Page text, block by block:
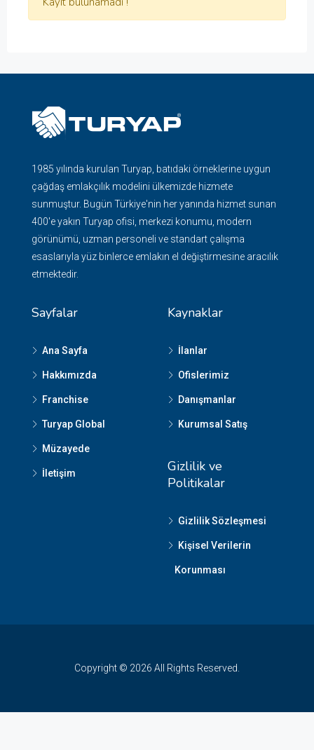
1985 yılında kurulan Turyap, batıdaki örneklerine uygun
çağdaş emlakçılık modelini ülkemizde hizmete
sunmuştur. Bugün Türkiye'nin her yanında hizmet sunan
400'e yakın Turyap ofisi, merkezi konumu, modern
görünümü, uzman personeli ve standart çalışma
esaslarıyla yüz binlerce emlakın el değiştirmesine aracılık
etmektedir.
Sayfalar
Ana Sayfa
Hakkımızda
Franchise
Turyap Global
Müzayede
İletişim
Kaynaklar
İlanlar
Ofislerimiz
Danışmanlar
Kurumsal Satış
Gizlilik ve
Politikalar
Gizlilik Sözleşmesi
Kişisel Verilerin
Korunması
Copyright © 2026 All Rights Reserved.